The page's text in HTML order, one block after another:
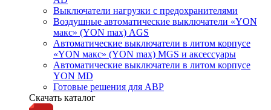
Выключатели нагрузки с предохранителями
Воздушные автоматические выключатели «YON
макс» (YON max) AGS
Автоматические выключатели в литом корпусе
«YON макс» (YON max) MGS и аксессуары
Автоматические выключатели в литом корпусе
YON MD
Готовые решения для АВР
Скачать каталог